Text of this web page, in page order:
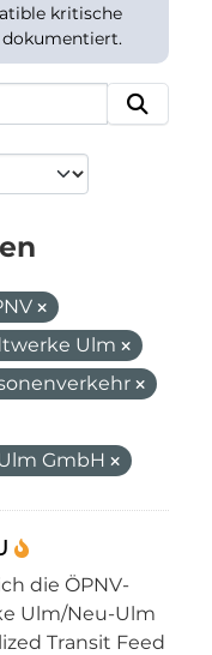
kritische
dokumentiert.
Ulm
GmbH
die ÖPNV-
Ulm/Neu-Ulm
Transit Feed